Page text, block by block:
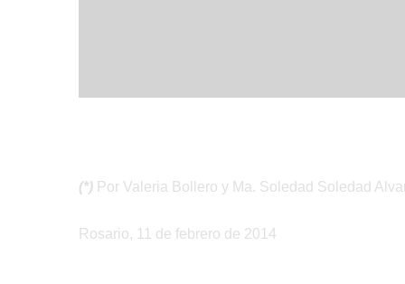
(*) Por Valeria Bollero y Ma. Soledad Soledad
Rosario, 11 de febrero de 2014